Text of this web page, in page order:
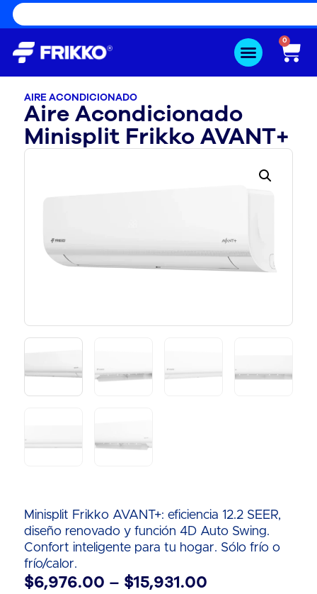
0
AIRE ACONDICIONADO
Aire Acondicionado
Minisplit Frikko AVANT+
Minisplit Frikko AVANT+: eficiencia 12.2 SEER,
diseño renovado y función 4D Auto Swing.
Confort inteligente para tu hogar. Sólo frío o
frío/calor.
$6,976.00 – $15,931.00